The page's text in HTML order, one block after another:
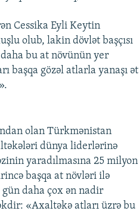
Cessika Eyli Keytin
olub, lakin dövlət başçısı
bu at növünün yer
başqa gözəl atlarla yanaşı ət
olan Türkmənistan
dünya liderlərinə
yaradılmasına 25 milyon
başqa at növləri ilə
gün daha çox ən nadir
«Axaltəkə atları üzrə bu